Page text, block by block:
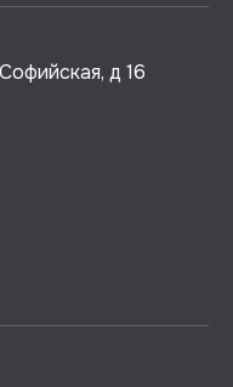
д 16